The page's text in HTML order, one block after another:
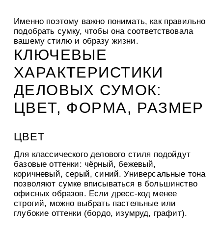
Именно поэтому важно понимать, как правильно
подобрать сумку, чтобы она соответствовала
вашему стилю и образу жизни.
КЛЮЧЕВЫЕ
ХАРАКТЕРИСТИКИ
ДЕЛОВЫХ СУМОК:
ЦВЕТ, ФОРМА, РАЗМЕР
ЦВЕТ
Для классического делового стиля подойдут
базовые оттенки: чёрный, бежевый,
коричневый, серый, синий. Универсальные тона
позволяют сумке вписываться в большинство
офисных образов. Если дресс-код менее
строгий, можно выбрать пастельные или
глубокие оттенки (бордо, изумруд, графит).